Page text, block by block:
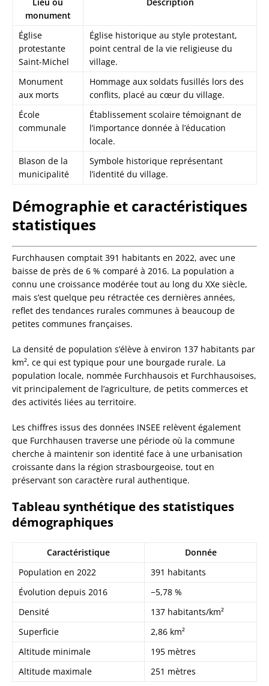
Lieu ou
monument
Description
Église
protestante
Saint-Michel
Église historique au style protestant,
point central de la vie religieuse du
village.
Monument
aux morts
Hommage aux soldats fusillés lors des
conflits, placé au cœur du village.
École
communale
Établissement scolaire témoignant de
l’importance donnée à l’éducation
locale.
Blason de la
municipalité
Symbole historique représentant
l’identité du village.
Démographie et caractéristiques
statistiques
Furchhausen comptait 391 habitants en 2022, avec une
baisse de près de 6 % comparé à 2016. La population a
connu une croissance modérée tout au long du XXe siècle,
mais s’est quelque peu rétractée ces dernières années,
reflet des tendances rurales communes à beaucoup de
petites communes françaises.
La densité de population s’élève à environ 137 habitants par
km², ce qui est typique pour une bourgade rurale. La
population locale, nommée Furchhausois et Furchhausoises,
vit principalement de l’agriculture, de petits commerces et
des activités liées au territoire.
Les chiffres issus des données INSEE relèvent également
que Furchhausen traverse une période où la commune
cherche à maintenir son identité face à une urbanisation
croissante dans la région strasbourgeoise, tout en
préservant son caractère rural authentique.
Tableau synthétique des statistiques
démographiques
Caractéristique
Donnée
Population en 2022
391 habitants
Évolution depuis 2016
−5,78 %
Densité
137 habitants/km²
Superficie
2,86 km²
Altitude minimale
195 mètres
Altitude maximale
251 mètres